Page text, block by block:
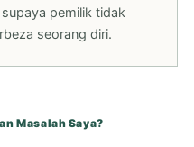
pemilik tidak
seorang diri.
Masalah Saya?